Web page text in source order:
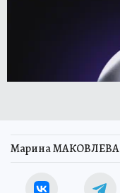
Марина МАКОВЛЕВА